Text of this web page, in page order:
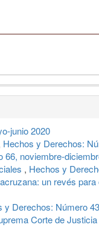
junio 2020
Hechos y Derechos:
noviembre-
, Hechos y
un revés
y Derechos: Número
Corte de